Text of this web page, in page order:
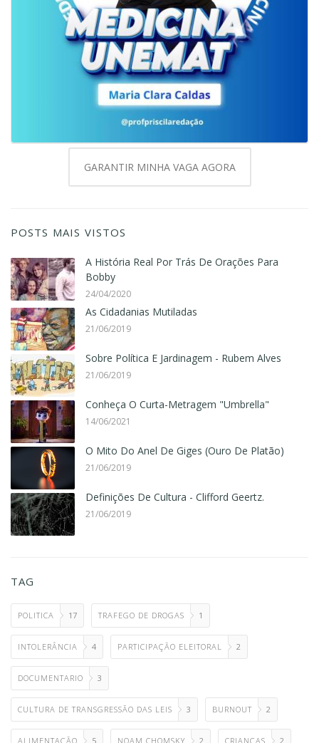
GARANTIR MINHA VAGA AGORA
POSTS MAIS VISTOS
A História Real Por Trás De Orações Para
Bobby
24/04/2020
As Cidadanias Mutiladas
21/06/2019
Sobre Política E Jardinagem - Rubem Alves
21/06/2019
Conheça O Curta-Metragem "Umbrella"
14/06/2021
O Mito Do Anel De Giges (Ouro De Platão)
21/06/2019
Definições De Cultura - Clifford Geertz.
21/06/2019
TAG
POLITICA 17 TRAFEGO DE DROGAS 1
INTOLERÂNCIA 4 PARTICIPAÇÃO ELEITORAL 2
DOCUMENTARIO 3
CULTURA DE TRANSGRESSÃO DAS LEIS 3 BURNOUT 2
ALIMENTAÇÃO 5 NOAM CHOMSKY 2 CRIANÇAS 2